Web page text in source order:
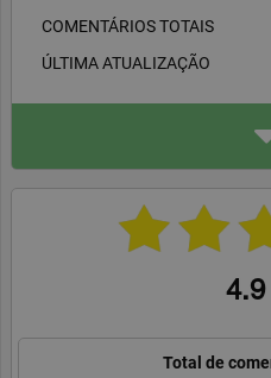
COMENTÁRIOS TOTAIS
ÚLTIMA ATUALIZAÇÃO
ENDEREÇO
Total de